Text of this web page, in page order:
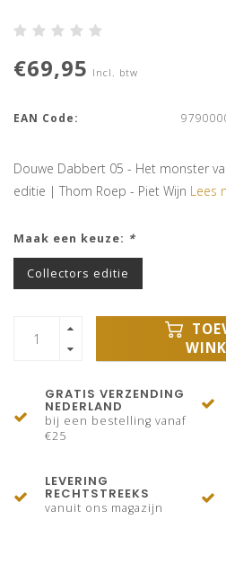
€69,95 Incl. btw
EAN Code:
Douwe Dabbert 05 - Het monster
editie | Thom Roep - Piet Wijn Lees
Maak een keuze: *
Collectors editie
GRATIS VERZENDING
NEDERLAND
bij een bestelling vanaf
€25
LEVERING
RECHTSTREEKS
vanuit ons magazijn